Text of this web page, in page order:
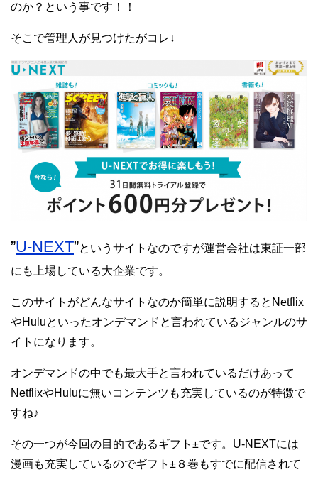
のか？という事です！！
そこで管理人が見つけたがコレ↓
”U-NEXT”というサイトなのですが運営会社は東証一部
にも上場している大企業です。
このサイトがどんなサイトなのか簡単に説明するとNetflix
やHuluといったオンデマンドと言われているジャンルのサ
イトになります。
オンデマンドの中でも最大手と言われているだけあって
NetflixやHuluに無いコンテンツも充実しているのが特徴で
すね♪
その一つが今回の目的であるギフト±です。U-NEXTには
漫画も充実しているのでギフト±８巻もすでに配信されて